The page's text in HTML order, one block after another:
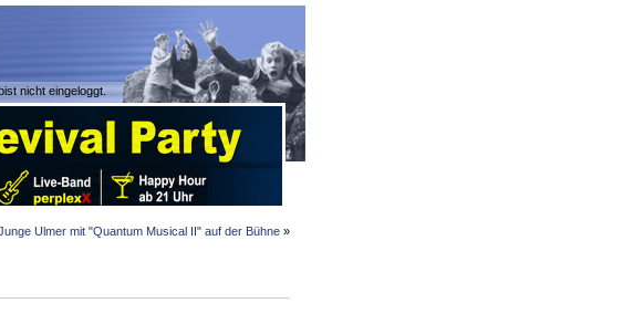
nicht eingeloggt.
Ulmer mit "Quantum Musical II" auf der Bühne »